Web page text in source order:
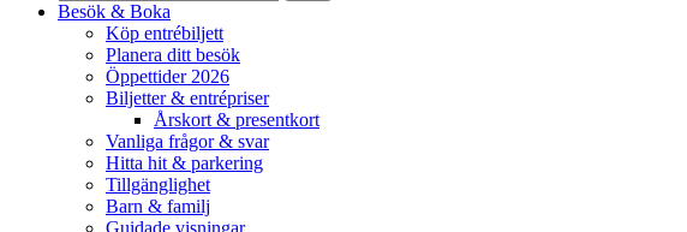
Besök & Boka
Köp entrébiljett
Planera ditt besök
Öppettider 2026
Biljetter & entrépriser
Årskort & presentkort
Vanliga frågor & svar
Hitta hit & parkering
Tillgänglighet
Barn & familj